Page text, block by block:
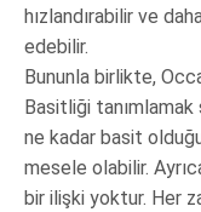
hızlandırabilir ve
edebilir.
Bununla birlikte,
Basitliği
ne kadar basit
mesele olabilir.
bir ilişki yoktur. Her